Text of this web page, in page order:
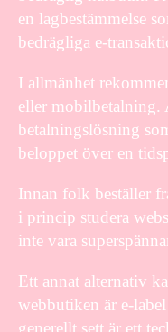
en lagbestämmelse
bedrägliga e-
I allmänhet
eller mobilbetalning.
betalningslösning
beloppet över en
Innan folk beställer
i princip studera
inte vara
Ett annat alternativ
webbutiken är e-
generellt sett är ett